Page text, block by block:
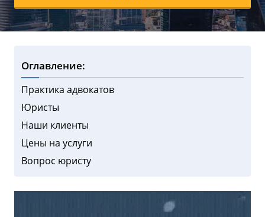
Оглавление:
Практика адвокатов
Юристы
Наши клиенты
Цены на услуги
Вопрос юристу